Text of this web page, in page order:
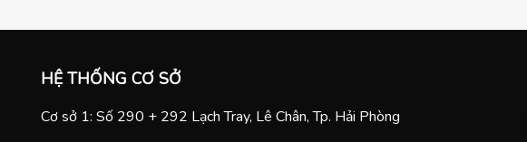
HỆ THỐNG CƠ SỞ
Cơ sở 1: Số 290 + 292 Lạch Tray, Lê Chân, Tp. Hải Phòng